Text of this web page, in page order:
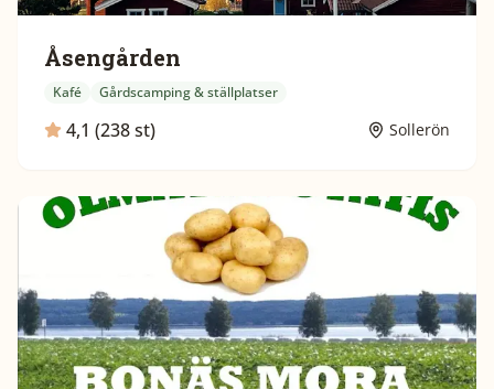
Åsengården
Kafé Gårdscamping & ställplatser
4,1 (238 st) Sollerön